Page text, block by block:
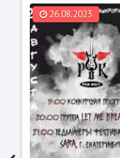
26.08.2023